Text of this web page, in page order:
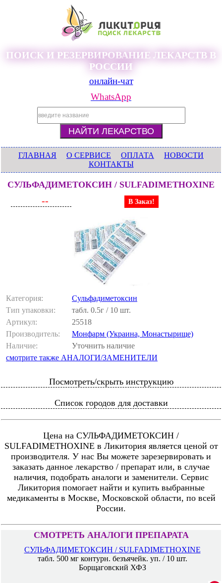
ПОИСК И РЕЗЕРВИРОВАНИЕ ЛЕКАРСТВ В
РОССИИ
онлайн-чат
WhatsApp
ГЛАВНАЯ О СЕРВИСЕ ОПЛАТА
НОВОСТИ
КОНТАКТЫ
СУЛЬФАДИМЕТОКСИН / SULFADIMETHOXINE
-- В Заказ!
Категория:
Сульфадиметоксин
Тип упаковки:
табл. 0.5г / 10 шт.
Артикул:
25518
Производитель:
Монфарм (Украина, Монастырище)
Наличие:
Уточнить наличие
смотрите также АНАЛОГИ/ЗАМЕНИТЕЛИ
Посмотреть/скрыть инструкцию
Список городов для доставки
Цена на СУЛЬФАДИМЕТОКСИН /
SULFADIMETHOXINE в Ликитория является ценой от
производителя. У нас Вы можете зарезервировать и
заказать данное лекарство / препарат или, в случае
наличия, подобрать аналоги и заменители. Сервис
Ликитория помогает найти и купить выбранные
медикаменты в Москве, Московской области, по всей
России.
СМОТРЕТЬ АНАЛОГИ ПРЕПАРАТА
СУЛЬФАДИМЕТОКСИН / SULFADIMETHOXINE
табл. 500 мг контурн. безъячейк. уп. / 10 шт.
Борщаговский ХФЗ